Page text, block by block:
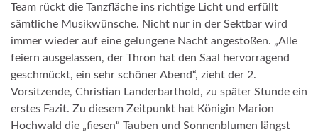
Team rückt die Tanzfläche ins richtige Licht und erfüllt
sämtliche Musikwünsche. Nicht nur in der Sektbar wird
immer wieder auf eine gelungene Nacht angestoßen. „Alle
feiern ausgelassen, der Thron hat den Saal hervorragend
geschmückt, ein sehr schöner Abend“, zieht der 2.
Vorsitzende, Christian Landerbarthold, zu später Stunde ein
erstes Fazit. Zu diesem Zeitpunkt hat Königin Marion
Hochwald die „fiesen“ Tauben und Sonnenblumen längst